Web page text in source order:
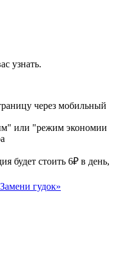
узнать.
через мобильный
или "режим экономии
будет стоить 6₽ в день,
гудок»